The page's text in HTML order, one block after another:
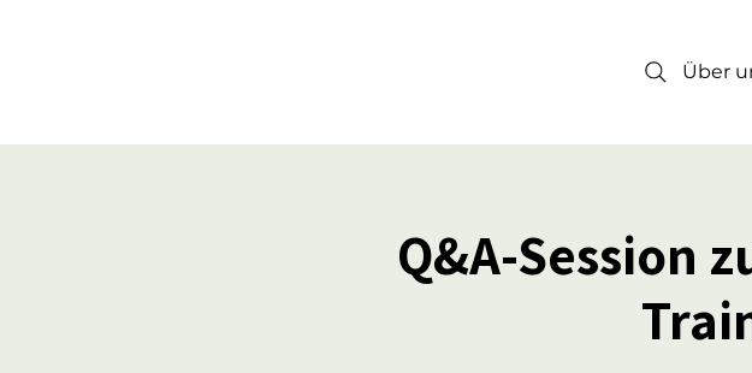
Über
Q&A-Session